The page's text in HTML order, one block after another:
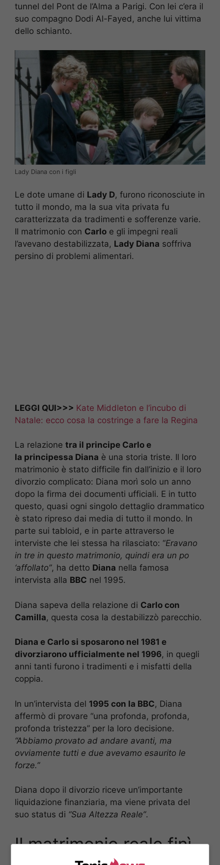
tunnel del Pont de l’Alma a Parigi. Con lei c’era il
suo compagno Dodi Al-Fayed, anche lui vittima
dello schianto.
Lady Diana con i figli
Le dote umane di Lady D, furono riconosciute in
tutto il mondo, ma la sua vita privata fu
caratterizzata da tradimenti e sofferenze varie.
Il matrimonio con Carlo e gli impegni reali
l’avevano destabilizzata, Lady Diana soffriva
persino di problemi alimentari.
LEGGI QUI>>> Kate Middleton e l’incubo di
Natale: ecco cosa la costringe a fare la Regina
La relazione tra il principe Carlo e
la principessa Diana è una storia triste. Il loro
matrimonio è stato difficile fin dall’inizio e il loro
divorzio complicato: Diana morì solo un anno
dopo la firma dei documenti ufficiali. E in tutto
questo, quasi ogni singolo dettaglio drammatico
è stato ripreso dai media di tutto il mondo. In
parte sui tabloid, e in parte attraverso le
interviste che lei stessa ha rilasciato: “Eravano
in tre in questo matrimonio, quindi era un po
‘affollato”, ha detto Diana nella famosa
intervista alla BBC nel 1995.
Diana sapeva della relazione di Carlo con
Camilla, questa cosa la destabilizzò parecchio.
Diana e Carlo si sposarono nel 1981 e
divorziarono ufficialmente nel 1996, in quegli
anni tanti furono i tradimenti e i misfatti della
coppia.
In un’intervista del 1995 con la BBC, Diana
affermò di provare “una profonda, profonda,
profonda tristezza” per la loro decisione.
“Abbiamo provato ad andare avanti, ma
ovviamente tutti e due avevamo esaurito le
forze.”
Diana dopo il divorzio riceve un’importante
liquidazione finanziaria, ma viene privata del
suo status di “Sua Altezza Reale”.
Il matrimonio reale finì